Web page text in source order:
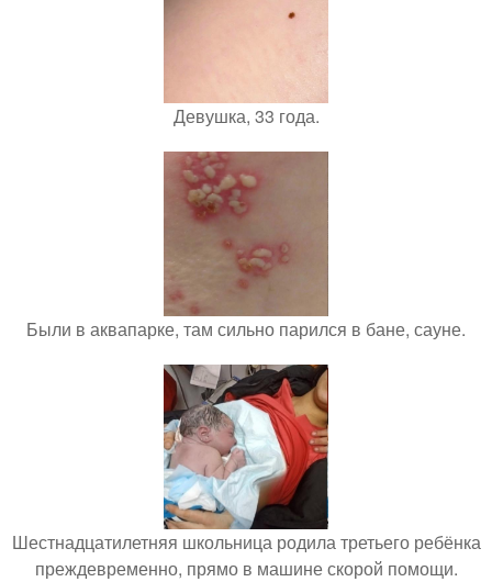
Девушка, 33 года.
Были в аквапарке, там сильно парился в бане, сауне.
Шестнадцатилетняя школьница родила третьего ребёнка
преждевременно, прямо в машине скорой помощи.